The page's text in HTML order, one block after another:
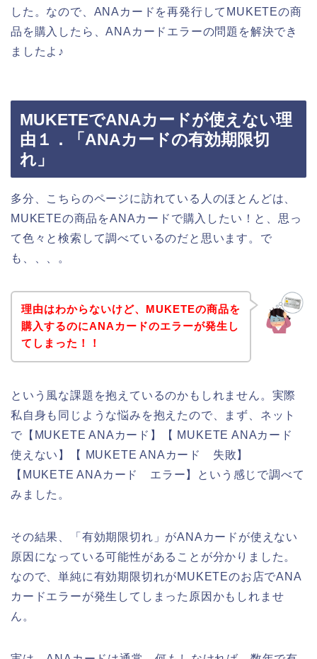
した。なので、ANAカードを再発行してMUKETEの商
品を購入したら、ANAカードエラーの問題を解決でき
ましたよ♪
MUKETEでANAカードが使えない理
由１．「ANAカードの有効期限切
れ」
多分、こちらのページに訪れている人のほとんどは、
MUKETEの商品をANAカードで購入したい！と、思っ
て色々と検索して調べているのだと思います。で
も、、、。
理由はわからないけど、MUKETEの商品を
購入するのにANAカードのエラーが発生し
てしまった！！
という風な課題を抱えているのかもしれません。実際
私自身も同じような悩みを抱えたので、まず、ネット
で【MUKETE ANAカード】【 MUKETE ANAカード
使えない】【 MUKETE ANAカード 失敗】
【MUKETE ANAカード エラー】という感じで調べて
みました。
その結果、「有効期限切れ」がANAカードが使えない
原因になっている可能性があることが分かりました。
なので、単純に有効期限切れがMUKETEのお店でANA
カードエラーが発生してしまった原因かもしれませ
ん。